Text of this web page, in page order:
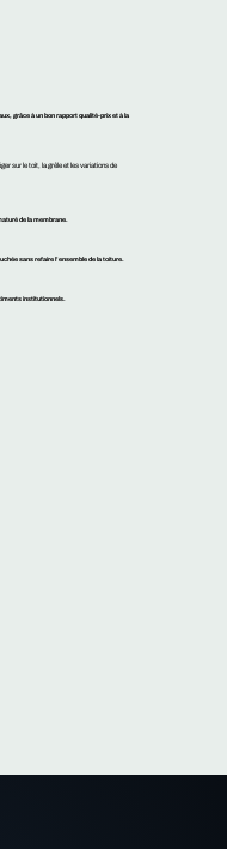
grâce à un bon rapport qualité-prix et à la
sur le toit, la grêle et les variations de
de la membrane.
sans refaire l’ensemble de la toiture.
institutionnels.